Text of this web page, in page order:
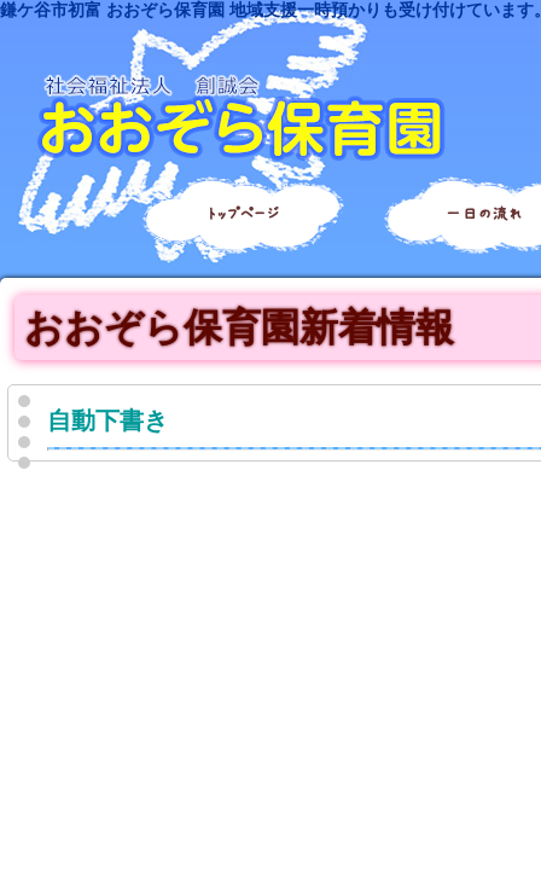
鎌ケ谷市初富 おおぞら保育園 地域支援一時預かりも受け付けています
トップページ 一日の流れ
おおぞら保育園新着情報
自動下書き